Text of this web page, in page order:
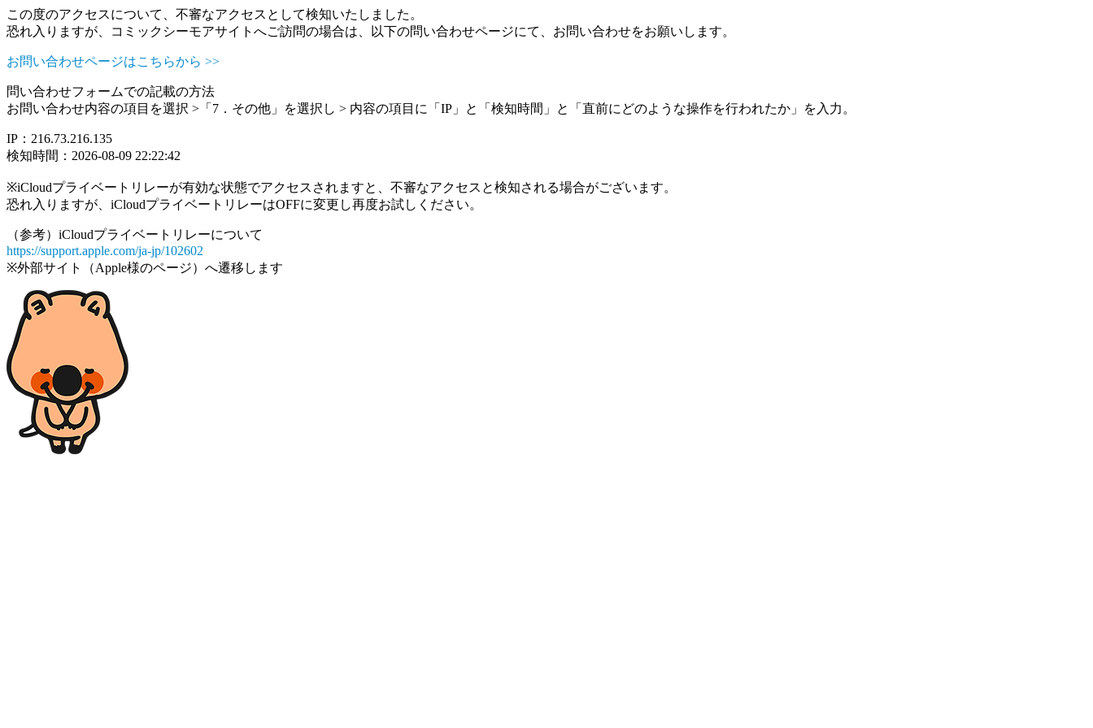
この度のアクセスについて、不審なアクセスとして検知いたしました。
恐れ入りますが、コミックシーモアサイトへご訪問の場合は、以下の問い合わせページにて、お問い合わせをお願いします。
お問い合わせページはこちらから >>
問い合わせフォームでの記載の方法
お問い合わせ内容の項目を選択 >「7．その他」を選択し > 内容の項目に「IP」と「検知時間」と「直前にどのような操作を行われたか」を入力。
IP：216.73.216.135
検知時間：2026-08-09 22:22:42
※iCloudプライベートリレーが有効な状態でアクセスされますと、不審なアクセスと検知される場合がございます。
恐れ入りますが、iCloudプライベートリレーはOFFに変更し再度お試しください。
（参考）iCloudプライベートリレーについて
https://support.apple.com/ja-jp/102602
※外部サイト（Apple様のページ）へ遷移します